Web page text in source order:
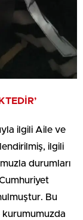
ilgili Aile ve
ilgili
durumları
Bu
kurumumuzda